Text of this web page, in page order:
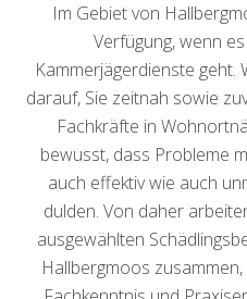
Im Gebiet von
Verfügung, wenn
Kammerjägerdienste geht.
darauf, Sie zeitnah sowie
Fachkräfte in
bewusst, dass Probleme
auch effektiv wie auch
dulden. Von daher
ausgewählten
Hallbergmoos